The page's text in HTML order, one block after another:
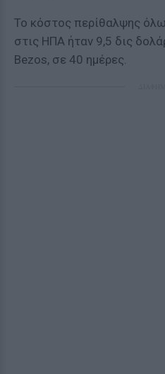
Το κόστος περίθαλψης
στις ΗΠΑ ήταν 9,5 δις
Bezos, σε 40 ημέρες.